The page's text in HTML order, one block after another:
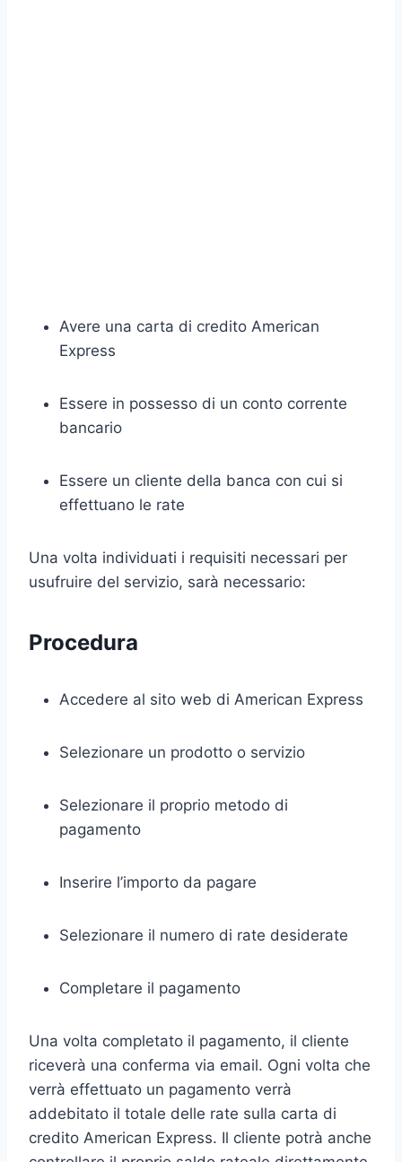
Avere una carta di credito American
Express
Essere in possesso di un conto corrente
bancario
Essere un cliente della banca con cui si
effettuano le rate
Una volta individuati i requisiti necessari per
usufruire del servizio, sarà necessario:
Procedura
Accedere al sito web di American Express
Selezionare un prodotto o servizio
Selezionare il proprio metodo di
pagamento
Inserire l’importo da pagare
Selezionare il numero di rate desiderate
Completare il pagamento
Una volta completato il pagamento, il cliente
riceverà una conferma via email. Ogni volta che
verrà effettuato un pagamento verrà
addebitato il totale delle rate sulla carta di
credito American Express. Il cliente potrà anche